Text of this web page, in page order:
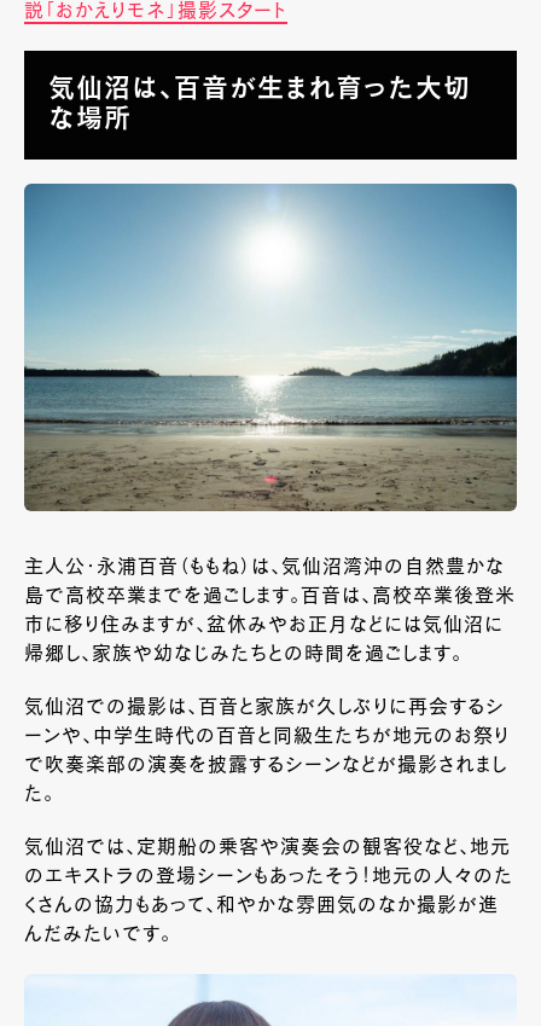
説「おかえりモネ」撮影スタート
気仙沼は、百音が生まれ育った大切
な場所
主人公・永浦百音（ももね）は、気仙沼湾沖の自然豊かな
島で高校卒業までを過ごします。百音は、高校卒業後登米
市に移り住みますが、盆休みやお正月などには気仙沼に
帰郷し、家族や幼なじみたちとの時間を過ごします。
気仙沼での撮影は、百音と家族が久しぶりに再会するシ
ーンや、中学生時代の百音と同級生たちが地元のお祭り
で吹奏楽部の演奏を披露するシーンなどが撮影されまし
た。
気仙沼では、定期船の乗客や演奏会の観客役など、地元
のエキストラの登場シーンもあったそう！地元の人々のた
くさんの協力もあって、和やかな雰囲気のなか撮影が進
んだみたいです。